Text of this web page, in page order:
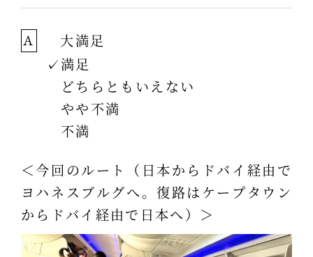
A
大満足
✓満足
どちらともいえない
やや不満
不満
＜今回のルート（日本からドバイ経由で
ヨハネスブルグへ。復路はケープタウン
からドバイ経由で日本へ）＞